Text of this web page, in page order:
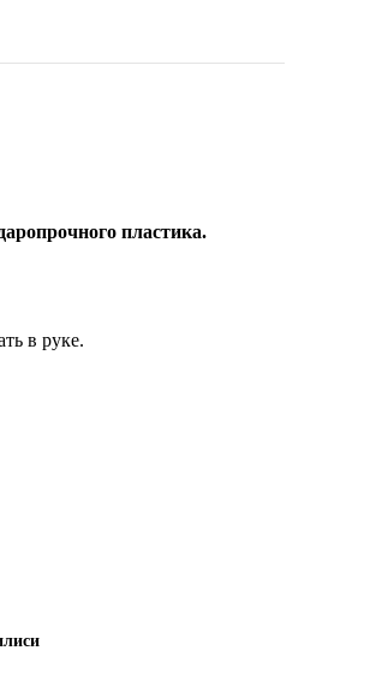
пластика.
в руке.